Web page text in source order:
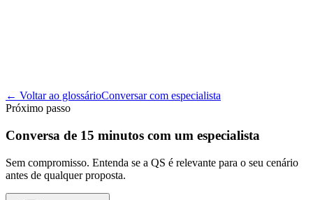
← Voltar ao glossárioConversar com especialista
Próximo passo
Conversa de 15 minutos com um especialista
Sem compromisso. Entenda se a QS é relevante para o seu cenário
antes de qualquer proposta.